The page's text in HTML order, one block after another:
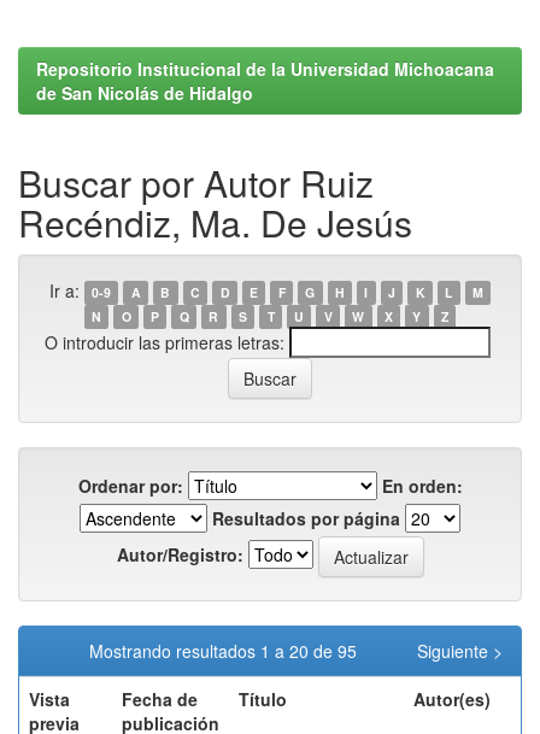
Repositorio Institucional de la Universidad Michoacana
de San Nicolás de Hidalgo
Buscar por Autor Ruiz
Recéndiz, Ma. De Jesús
Ir a: 0-9 A B C D E F G H I J K L
M
N
O P Q R S T U V W X Y Z
O introducir las primeras letras:
Ordenar por:
En orden:
Resultados por página
Autor/Registro:
Mostrando resultados 1 a 20 de 95
Siguiente >
Vista
previa
Fecha de
publicación
Título Autor(es)